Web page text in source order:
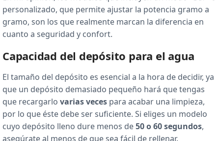
personalizado, que permite ajustar la potencia gramo a
gramo, son los que realmente marcan la diferencia en
cuanto a seguridad y confort.
Capacidad del depósito para el agua
El tamaño del depósito es esencial a la hora de decidir, ya
que un depósito demasiado pequeño hará que tengas
que recargarlo varias veces para acabar una limpieza,
por lo que éste debe ser suficiente. Si eliges un modelo
cuyo depósito lleno dure menos de50 o 60 segundos,
asegúrate al menos de que sea fácil de rellenar.